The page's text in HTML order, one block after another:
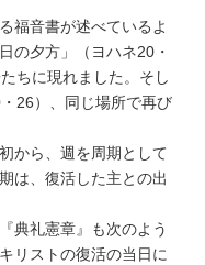
福音書が述べているよ
の夕方」（ヨハネ20・
ちに現れました。そし
26）、同じ場所で再び
から、週を周期として
は、復活した主との出
典礼憲章』も次のよう
リストの復活の当日に